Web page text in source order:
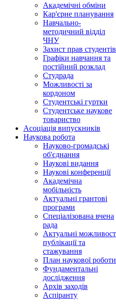
Академічні обміни
Кар'єрне планування
Навчально-
методичний відділ
ЧНУ
Захист прав студентів
Графіки навчання та
постійний розклад
Студрада
Можливості за
кордоном
Студентські гуртки
Студентське наукове
товариство
Асоціація випускників
Наукова робота
Науково-громадські
об'єднання
Наукові видання
Наукові конференції
Академічна
мобільність
Актуальні грантові
програми
Спеціалізована вчена
рада
Актуальні
публікації та
стажування
План наукової роботи
Фундаментальні
дослідження
Архів заходів
Аспіранту